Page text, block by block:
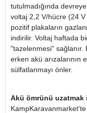
tutulmadığında
voltaj 2,2 V/hücre (24
pozitif plakaların
indirilir. Voltaj haftada
"tazelenmesi" sağlanır.
erken akü
sülfatlanmayı önler.
Akü ömrünü uzatmak